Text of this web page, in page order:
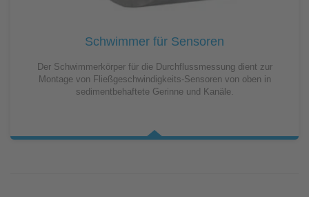
Schwimmer für Sensoren
Der Schwimmerkörper für die Durchflussmessung dient zur
Montage von Fließgeschwindigkeits-Sensoren von oben in
sedimentbehaftete Gerinne und Kanäle.